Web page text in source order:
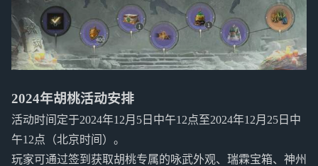
2024年胡桃活动安排
活动时间定于2024年12月5日中午12点至2024年12月25日中
午12点（北京时间）。
玩家可通过签到获取胡桃专属的咏武外观、瑞霖宝箱、神州